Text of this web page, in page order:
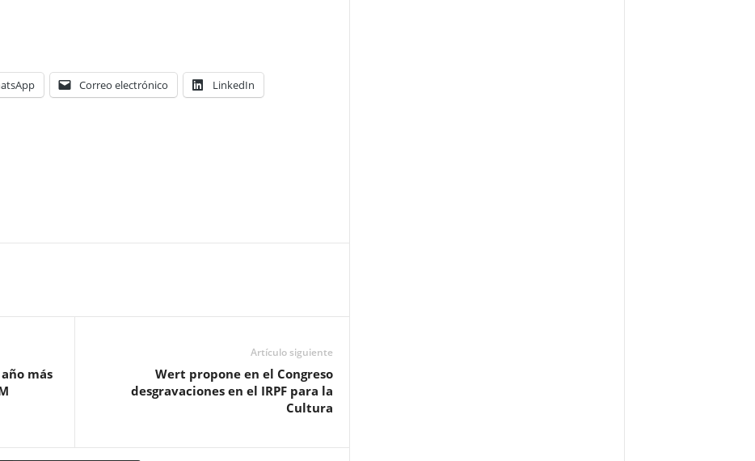
Correo electrónico LinkedIn
más
Artículo siguiente
Wert propone en el Congreso
desgravaciones en el IRPF para la
Cultura